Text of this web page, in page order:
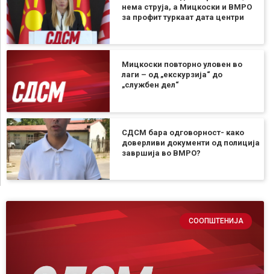
нема струја, а Мицкоски и ВМРО
за профит туркаат дата центри
Мицкоски повторно уловен во
лаги – од „екскурзија“ до
„службен дел“
СДСМ бара одговорност- како
доверливи документи од полиција
завршија во ВМРО?
СООПШТЕНИЈА